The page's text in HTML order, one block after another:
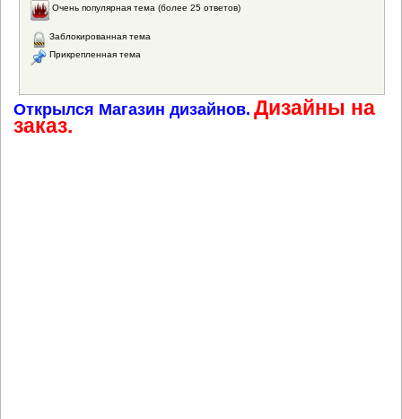
Очень популярная тема (более 25 ответов)
Заблокированная тема
Прикрепленная тема
Открылся Магазин дизайнов. Дизайны на
заказ.